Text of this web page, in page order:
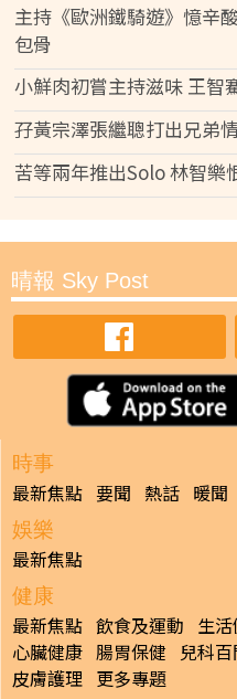
主持《歐洲鐵騎遊》憶辛
包骨
小鮮肉初嘗主持滋味 王智
孖黃宗澤張繼聰打出兄弟
苦等兩年推出Solo 林智樂
晴報 Sky Post
時事
最新焦點 要聞 熱話 暖聞
娛樂
最新焦點
健康
最新焦點 飲食及運動 生
心臟健康 腸胃保健 兒科百
皮膚護理 更多專題